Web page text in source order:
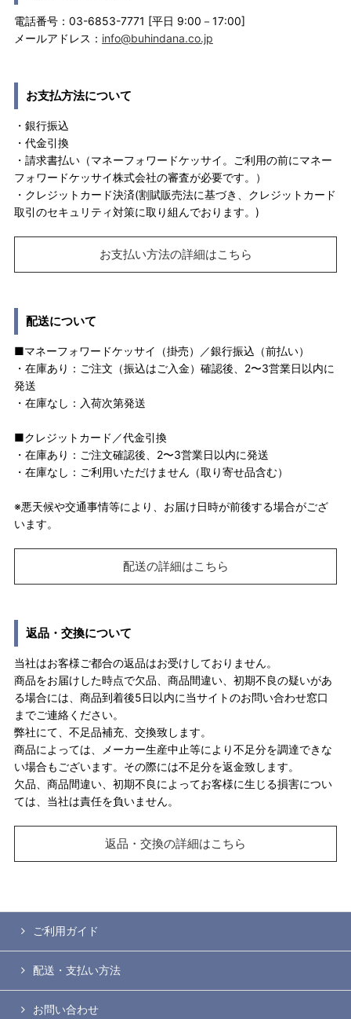
電話番号：03-6853-7771 [平日 9:00－17:00]
メールアドレス： info@buhindana.co.jp
お支払方法について
・銀行振込
・代金引換
・請求書払い（マネーフォワードケッサイ。ご利用の前にマネー
フォワードケッサイ株式会社の審査が必要です。）
・クレジットカード決済(割賦販売法に基づき、クレジットカード
取引のセキュリティ対策に取り組んでおります。)
お支払い方法の詳細はこちら
配送について
■マネーフォワードケッサイ（掛売）／銀行振込（前払い）
・在庫あり：ご注文（振込はご入金）確認後、2〜3営業日以内に
発送
・在庫なし：入荷次第発送
■クレジットカード／代金引換
・在庫あり：ご注文確認後、2〜3営業日以内に発送
・在庫なし：ご利用いただけません（取り寄せ品含む）
※悪天候や交通事情等により、お届け日時が前後する場合がござ
います。
配送の詳細はこちら
返品・交換について
当社はお客様ご都合の返品はお受けしておりません。
商品をお届けした時点で欠品、商品間違い、初期不良の疑いがあ
る場合には、商品到着後5日以内に当サイトのお問い合わせ窓口
までご連絡ください。
弊社にて、不足品補充、交換致します。
商品によっては、メーカー生産中止等により不足分を調達できな
い場合もございます。その際には不足分を返金致します。
欠品、商品間違い、初期不良によってお客様に生じる損害につい
ては、当社は責任を負いません。
返品・交換の詳細はこちら
ご利用ガイド
配送・支払い方法
お問い合わせ